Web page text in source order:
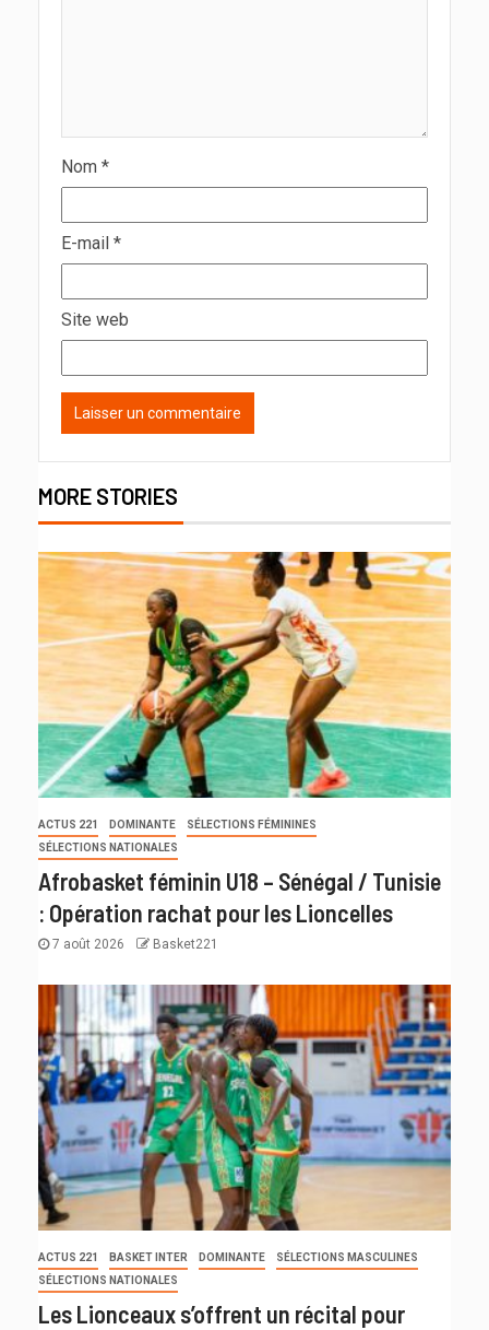
Nom *
E-mail *
Site web
MORE STORIES
ACTUS 221 DOMINANTE
SÉLECTIONS FÉMININES
SÉLECTIONS NATIONALES
Afrobasket féminin U18 – Sénégal / Tunisie
: Opération rachat pour les Lioncelles
7 août 2026 Basket221
ACTUS 221 BASKET INTER DOMINANTE
SÉLECTIONS MASCULINES
SÉLECTIONS NATIONALES
Les Lionceaux s’offrent un récital pour